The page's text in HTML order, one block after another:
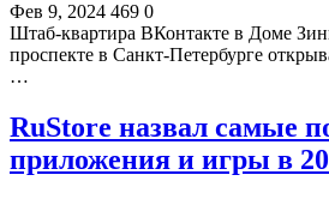
Фев 9, 2024 469 0
Штаб-квартира ВКонтакте в Доме
проспекте в Санкт-Петербурге
…
RuStore назвал самые
приложения и игры в